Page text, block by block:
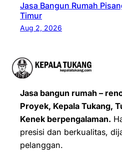
Jasa Bangun Rumah
Timur
Aug 2, 2026
Jasa bangun rumah –
Proyek, Kepala Tukang,
Kenek berpengalaman.
presisi dan berkualitas,
pelanggan.